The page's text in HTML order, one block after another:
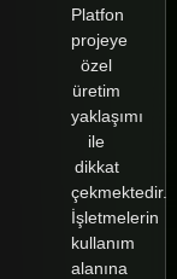
Platfon
projeye
özel
üretim
yaklaşımı
ile
dikkat
çekmektedir.
İşletmelerin
kullanım
alanına